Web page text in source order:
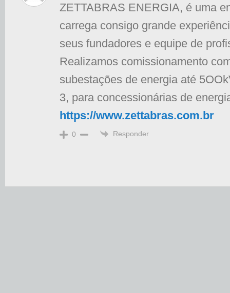
ZETTABRAS ENERGIA, é uma
carrega consigo grande
seus fundadores e equipe de
Realizamos comissionamento
subestações de energia até
3, para concessionárias de
https://www.zettabras.com.br
0 Responder